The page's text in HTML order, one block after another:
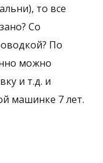
то все
Со
По
можно
и т.д. и
машинке 7 лет.